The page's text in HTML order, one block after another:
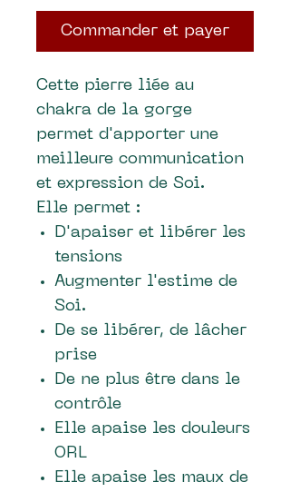
Commander et payer
Cette pierre liée au
chakra de la gorge
permet d'apporter une
meilleure communication
et expression de Soi.
Elle permet :
D'apaiser et libérer les
tensions
Augmenter l'estime de
Soi.
De se libérer, de lâcher
prise
De ne plus être dans le
contrôle
Elle apaise les douleurs
ORL
Elle apaise les maux de